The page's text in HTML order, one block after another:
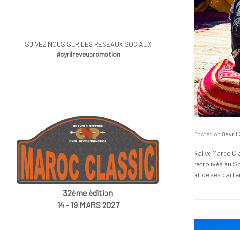
Posted on 8 avril
Rallye Maroc
retrouvés au
et de ses
SUIVEZ NOUS SUR LES RESEAUX SOCIAUX
#cyrilneveupromotion
32ème édition
14 - 19 MARS 2027